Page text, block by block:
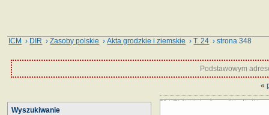
ICM › DIR ›Zasoby polskie ›Akta grodzkie i ziemskie ›T. 24 › strona 348
Podstawowym
«
Wyszukiwanie